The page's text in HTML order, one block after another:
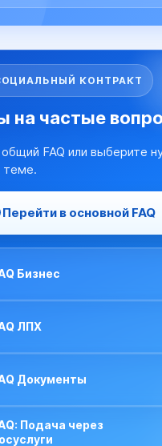
КОНТРАКТ
на частые
FAQ или выберите
теме.
Перейти в основной FAQ
Бизнес
ЛПХ
Документы
Подача через